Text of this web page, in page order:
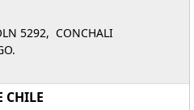
5292, CONCHALI
CHILE